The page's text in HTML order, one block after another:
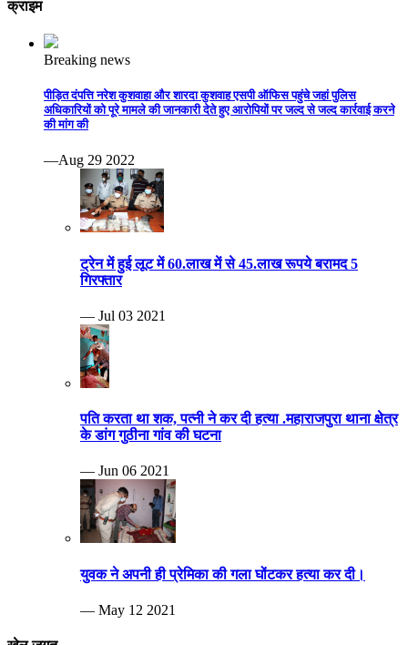
क्राइम
Breaking news
पीड़ित दंपत्ति नरेश कुशवाहा और शारदा कुशवाह एसपी ऑफिस पहुंचे जहां पुलिस
अधिकारियों को पूरे मामले की जानकारी देते हुए आरोपियों पर जल्द से जल्द कार्रवाई करने
की मांग की
—Aug 29 2022
ट्रेन में हुई लूट में 60.लाख में से 45.लाख रूपये बरामद 5
गिरफ्तार
— Jul 03 2021
पति करता था शक, पत्नी ने कर दी हत्या .महाराजपुरा थाना क्षेत्र
के डांग गुठीना गांव की घटना
— Jun 06 2021
युवक ने अपनी ही प्रेमिका की गला घोंटकर हत्या कर दी।
— May 12 2021